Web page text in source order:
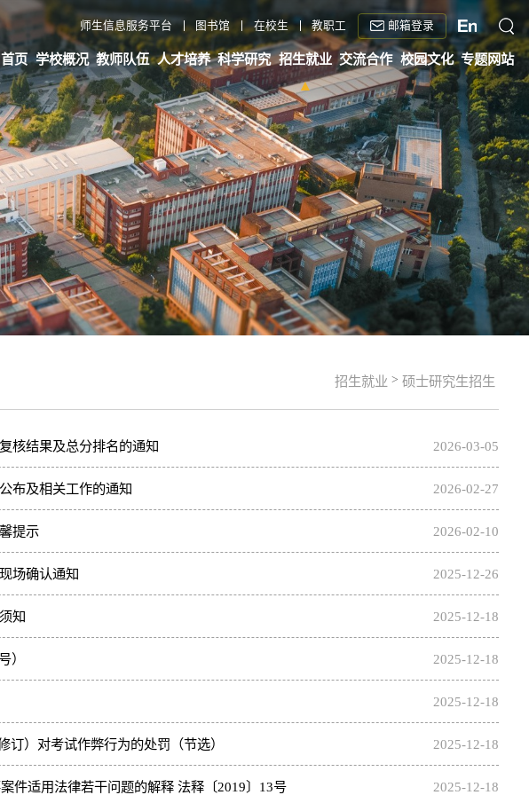
师生信息服务平台 图书馆 在校生 教职工 邮箱登录
首页 学校概况 教师队伍 人才培养 科学研究 招生就业 交流合作 校园文化 专题网站
招生就业 > 硕士研究生招生
核结果及总分排名的通知 2026-03-05
布及相关工作的通知 2026-02-27
提示 2026-02-10
场确认通知 2025-12-26
知 2025-12-18
） 2025-12-18
2025-12-18
订）对考试作弊行为的处罚（节选） 2025-12-18
件适用法律若干问题的解释 法释〔2019〕13号 2025-12-18